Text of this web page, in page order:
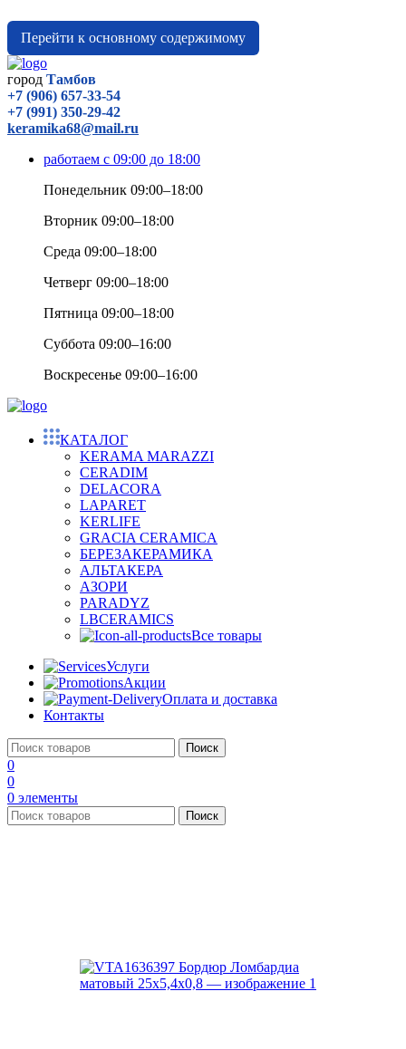
Перейти к основному содержимому
город Тамбов
+7 (906) 657-33-54
+7 (991) 350-29-42
keramika68@mail.ru
работаем с 09:00 до 18:00
Понедельник 09:00–18:00
Вторник 09:00–18:00
Среда 09:00–18:00
Четверг 09:00–18:00
Пятница 09:00–18:00
Суббота 09:00–16:00
Воскресенье 09:00–16:00
КАТАЛОГ
KERAMA MARAZZI
CERADIM
DELACORA
LAPARET
KERLIFE
GRACIA CERAMICA
БЕРЕЗАКЕРАМИКА
АЛЬТАКЕРА
АЗОРИ
PARADYZ
LBCERAMICS
Все товары
Услуги
Акции
Оплата и доставка
Контакты
Поиск
0
0
0 элементы
Поиск